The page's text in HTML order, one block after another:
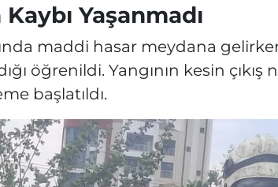
Kaybı Yaşanmadı
maddi hasar meydana
öğrenildi. Yangının kesin
başlatıldı.